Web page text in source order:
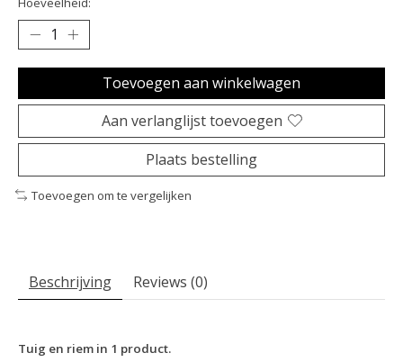
Toevoegen aan winkelwagen
Aan verlanglijst toevoegen
Plaats bestelling
Toevoegen om te vergelijken
Beschrijving Reviews (0)
Tuig en riem in 1 product.